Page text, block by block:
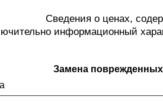
Сведения о ценах,
информационный
Замена поврежденных